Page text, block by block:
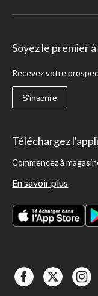
Soyez le premier
Recevez votre
S'inscrire
Téléchargez l'appli
Commencez à
En savoir plus